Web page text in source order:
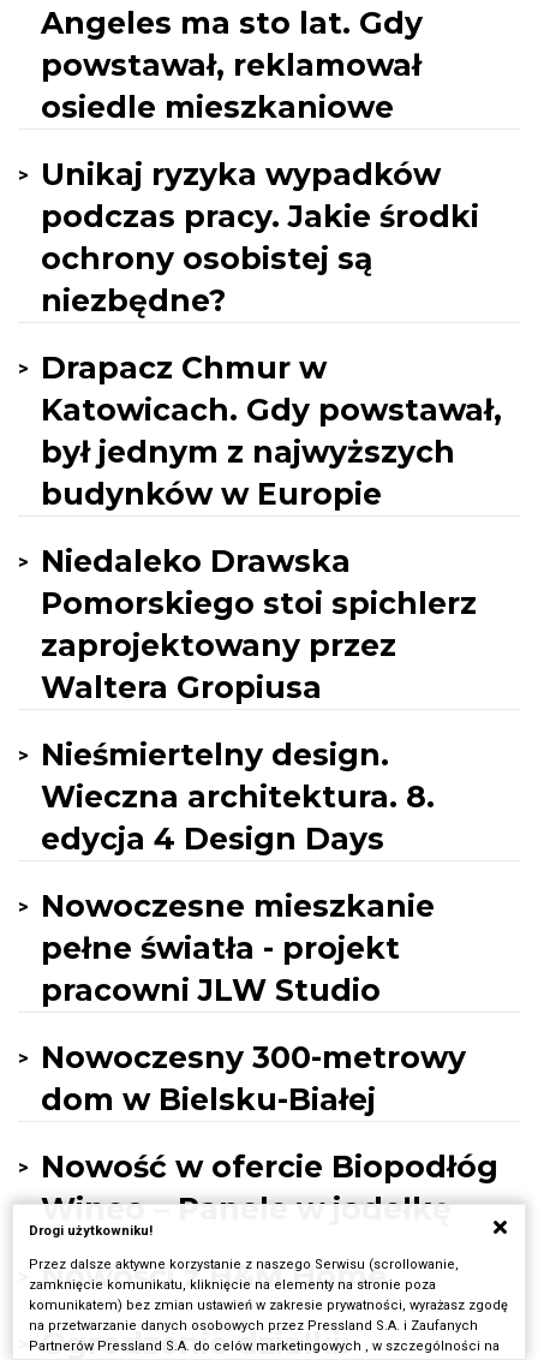
Angeles ma sto lat. Gdy
powstawał, reklamował
osiedle mieszkaniowe
Unikaj ryzyka wypadków
podczas pracy. Jakie środki
ochrony osobistej są
niezbędne?
Drapacz Chmur w
Katowicach. Gdy powstawał,
był jednym z najwyższych
budynków w Europie
Niedaleko Drawska
Pomorskiego stoi spichlerz
zaprojektowany przez
Waltera Gropiusa
Nieśmiertelny design.
Wieczna architektura. 8.
edycja 4 Design Days
Nowoczesne mieszkanie
pełne światła - projekt
pracowni JLW Studio
Nowoczesny 300-metrowy
dom w Bielsku-Białej
Nowość w ofercie Biopodłóg
Wineo – Panele w jodełkę
Nowości z H&M Home
Ogrodzenie działki:
Drogi użytkowniku!
Przez dalsze aktywne korzystanie z naszego Serwisu (scrollowanie,
zamknięcie komunikatu, kliknięcie na elementy na stronie poza
komunikatem) bez zmian ustawień w zakresie prywatności, wyrażasz zgodę
na przetwarzanie danych osobowych przez Pressland S.A. i Zaufanych
Partnerów Pressland S.A. do celów marketingowych , w szczególności na